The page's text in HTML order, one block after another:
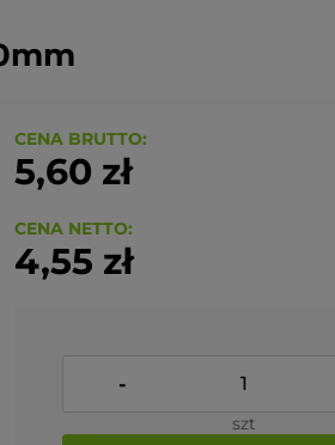
CENA BRUTTO:
5,60 zł
CENA NETTO:
4,55 zł
-
szt